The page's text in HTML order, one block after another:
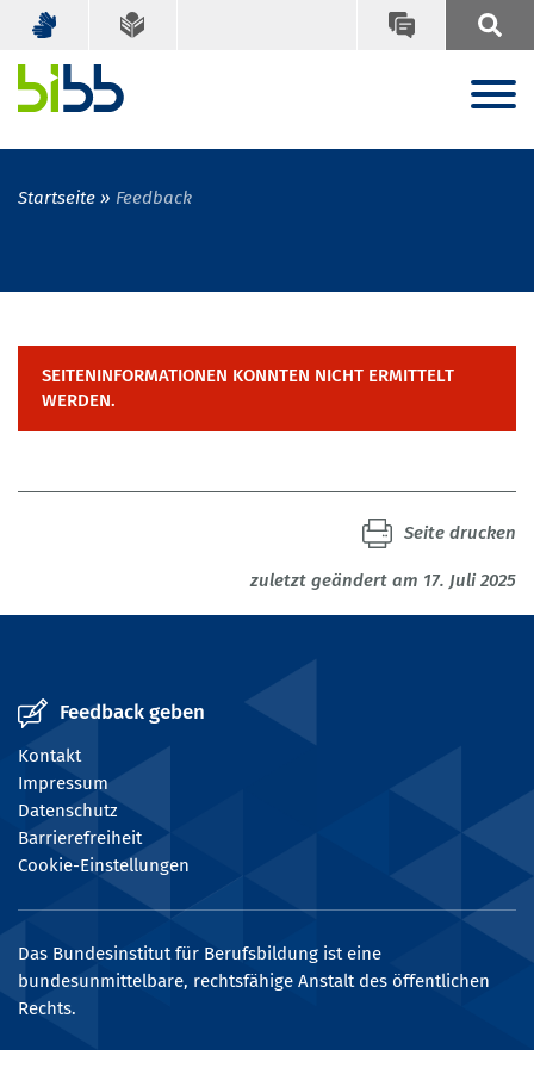
Startseite Feedback
SEITENINFORMATIONEN KONNTEN NICHT ERMITTELT
WERDEN.
zuletzt geändert am 17. Juli 2025
Seite drucken
Feedback geben
Kontakt
Impressum
Datenschutz
Barrierefreiheit
Cookie-Einstellungen
Das Bundesinstitut für Berufsbildung ist eine
bundesunmittelbare, rechtsfähige Anstalt des öffentlichen
Rechts.